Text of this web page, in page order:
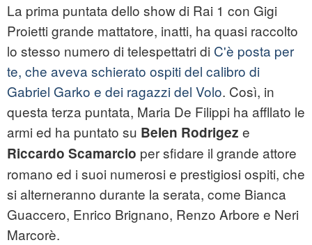
La prima puntata dello show di Rai 1 con Gigi
Proietti grande mattatore, inatti, ha quasi raccolto
lo stesso numero di telespettatri di C'è posta per
te, che aveva schierato ospiti del calibro di
Gabriel Garko e dei ragazzi del Volo. Così, in
questa terza puntata, Maria De Filippi ha affllato le
armi ed ha puntato su Belen Rodrigez e
Riccardo Scamarcio per sfidare il grande attore
romano ed i suoi numerosi e prestigiosi ospiti, che
si alterneranno durante la serata, come Bianca
Guaccero, Enrico Brignano, Renzo Arbore e Neri
Marcorè.